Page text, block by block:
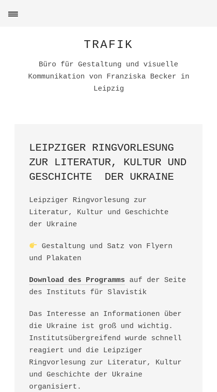
TRAFIK
Büro für Gestaltung und visuelle
Kommunikation von Franziska Becker in
Leipzig
LEIPZIGER RINGVORLESUNG
ZUR LITERATUR, KULTUR UND
GESCHICHTE DER UKRAINE
Leipziger Ringvorlesung zur
Literatur, Kultur und Geschichte
der Ukraine
Gestaltung und Satz von Flyern
und Plakaten
Download des Programms auf der Seite
des Instituts für Slavistik
Das Interesse an Informationen über
die Ukraine ist groß und wichtig.
Institutsübergreifend wurde schnell
reagiert und die Leipziger
Ringvorlesung zur Literatur, Kultur
und Geschichte der Ukraine
organisiert.